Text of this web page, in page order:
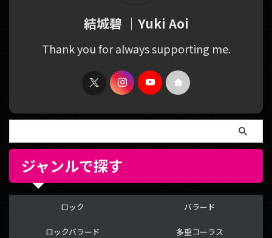
結城碧 ｜Yuki Aoi
Thank you for always supporting me.
ジャンルで探す
ロック
ロックバラード
バラード
多重コーラス